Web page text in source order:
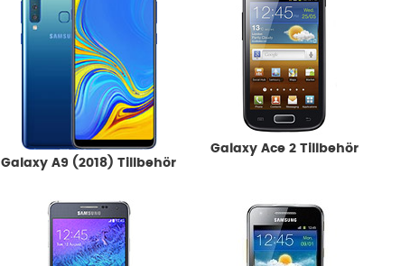
Galaxy A9 (2018) Tillbehör
Galaxy Ace 2 Tillbehör